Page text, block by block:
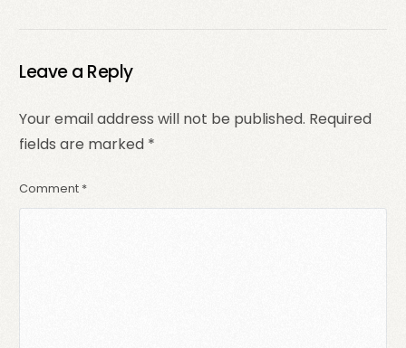
création de contenu
sur les réseaux
Leave a Reply
Your email address will not be published. Required
fields are marked *
Comment *